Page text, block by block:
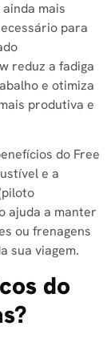
mais
para
reduz a fadiga
e otimiza
produtiva e
do Free
e a
ajuda a manter
ou frenagens
sua viagem.
do